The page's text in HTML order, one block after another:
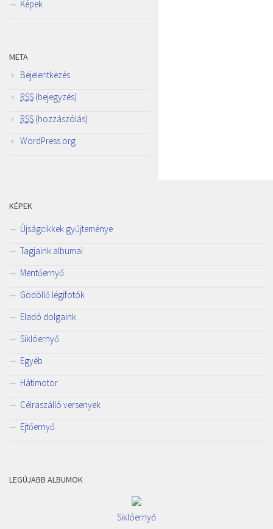
Képek
META
Bejelentkezés
RSS (bejegyzés)
RSS (hozzászólás)
WordPress.org
KÉPEK
Újságcikkek gyűjteménye
Tagjaink albumai
Mentőernyő
Gödöllő légifotók
Eladó dolgaink
Siklóernyő
Egyéb
Hátimotor
Célraszálló versenyek
Ejtőernyő
LEGÚJABB ALBUMOK
Siklóernyő